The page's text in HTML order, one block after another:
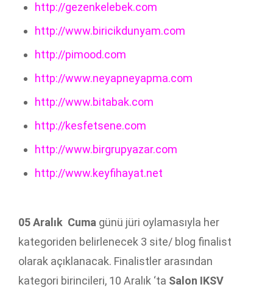
http://gezenkelebek.com
http://www.biricikdunyam.com
http://pimood.com
http://www.neyapneyapma.com
http://www.bitabak.com
http://kesfetsene.com
http://www.birgrupyazar.com
http://www.keyfihayat.net
05 Aralık Cuma günü jüri oylamasıyla her
kategoriden belirlenecek 3 site/ blog finalist
olarak açıklanacak. Finalistler arasından
kategori birincileri, 10 Aralık ‘ta Salon IKSV